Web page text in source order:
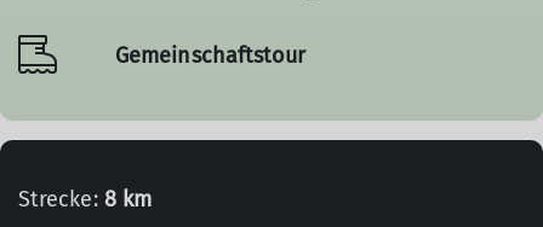
Gemeinschaftstour
Strecke: 8 km